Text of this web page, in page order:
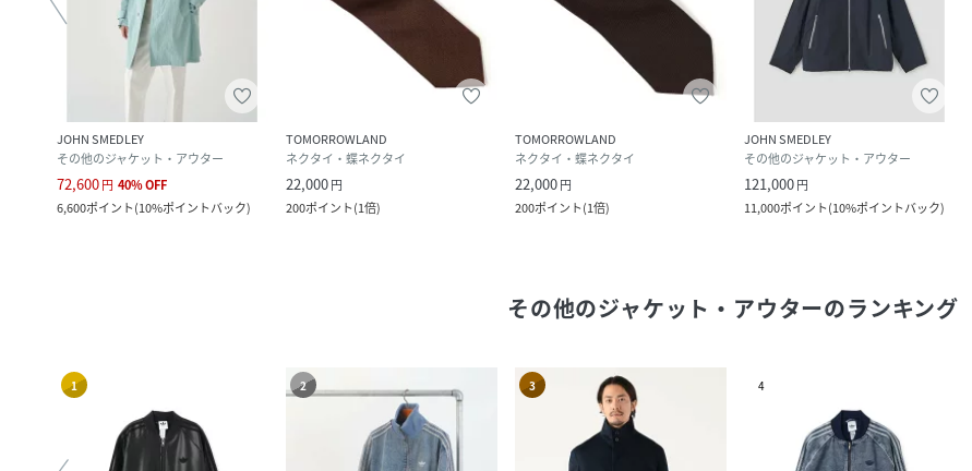
JOHN SMEDLEY
その他のジャケット・アウター
72,600円 40%OFF
6,600ポイント(10%ポイントバック)
TOMORROWLAND
ネクタイ・蝶ネクタイ
22,000円
200ポイント(1倍)
TOMORROWLAND
ネクタイ・蝶ネクタイ
22,000円
200ポイント(1倍)
JOHN SMEDLEY
その他のジャケット・アウター
121,000円
11,000ポイント(10%ポイントバック)
その他のジャケット・アウターのランキング
1 2 3 4